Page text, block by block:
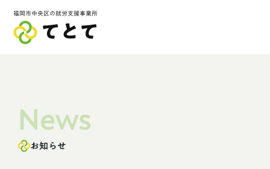
福岡市中央区の就労支援事業所
てとて
News
お知らせ